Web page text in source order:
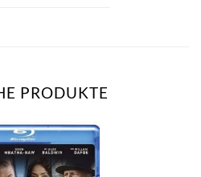
PRODUKTE